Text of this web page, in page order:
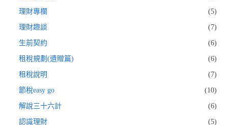
理財專欄 (5)
理財趣談 (7)
生前契約 (6)
租稅規劃(遺贈篇) (6)
租稅說明 (7)
節稅easy go (10)
解說三十六計 (6)
認識理財 (5)